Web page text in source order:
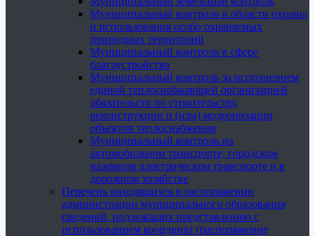
Муниципальный контроль в области охраны
и использования особо охраняемых
природных территорий
Муниципальный контроль в сфере
благоустройства
Муниципальный контроль за исполнением
единой теплоснабжающей организацией
обязательств по строительству,
реконструкции и (или) модернизации
объектов теплоснабжения
Муниципальный контроль на
автомобильном транспорте, городском
наземном электрическом транспорте и в
дорожном хозяйстве
Перечень находящихся в распоряжении
администрации муниципального образования
сведений, подлежащих представлению с
использованием координат (распоряжение